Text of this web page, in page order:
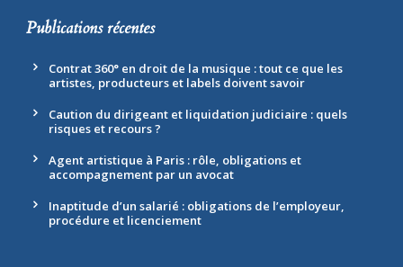
Publications récentes
Contrat 360° en droit de la musique : tout ce que les
artistes, producteurs et labels doivent savoir
Caution du dirigeant et liquidation judiciaire : quels
risques et recours ?
Agent artistique à Paris : rôle, obligations et
accompagnement par un avocat
Inaptitude d’un salarié : obligations de l’employeur,
procédure et licenciement